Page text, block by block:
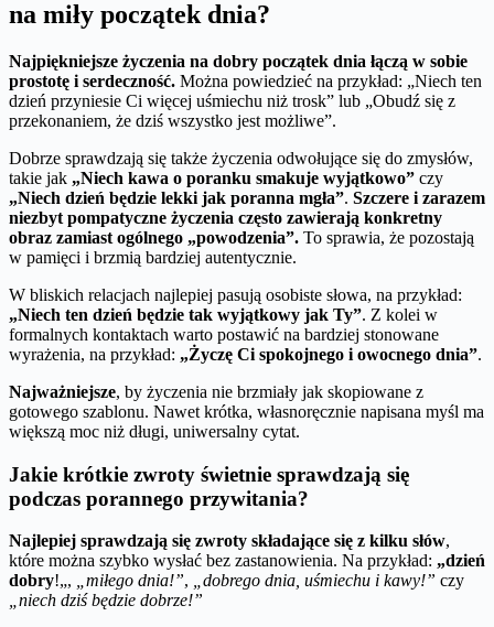
na miły początek dnia?
Najpiękniejsze życzenia na dobry początek dnia łączą w sobie
prostotę i serdeczność. Można powiedzieć na przykład: „Niech ten
dzień przyniesie Ci więcej uśmiechu niż trosk” lub „Obudź się z
przekonaniem, że dziś wszystko jest możliwe”.
Dobrze sprawdzają się także życzenia odwołujące się do zmysłów,
takie jak „Niech kawa o poranku smakuje wyjątkowo” czy
„Niech dzień będzie lekki jak poranna mgła”. Szczere i zarazem
niezbyt pompatyczne życzenia często zawierają konkretny
obraz zamiast ogólnego „powodzenia”. To sprawia, że pozostają
w pamięci i brzmią bardziej autentycznie.
W bliskich relacjach najlepiej pasują osobiste słowa, na przykład:
„Niech ten dzień będzie tak wyjątkowy jak Ty”. Z kolei w
formalnych kontaktach warto postawić na bardziej stonowane
wyrażenia, na przykład: „Życzę Ci spokojnego i owocnego dnia”.
Najważniejsze, by życzenia nie brzmiały jak skopiowane z
gotowego szablonu. Nawet krótka, własnoręcznie napisana myśl ma
większą moc niż długi, uniwersalny cytat.
Jakie krótkie zwroty świetnie sprawdzają się
podczas porannego przywitania?
Najlepiej sprawdzają się zwroty składające się z kilku słów,
które można szybko wysłać bez zastanowienia. Na przykład: „dzień
dobry!„, „miłego dnia!”, „dobrego dnia, uśmiechu i kawy!” czy
„niech dziś będzie dobrze!”